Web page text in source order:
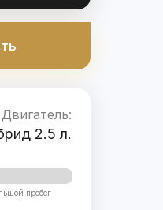
Двигатель:
2.5 л.
пробег